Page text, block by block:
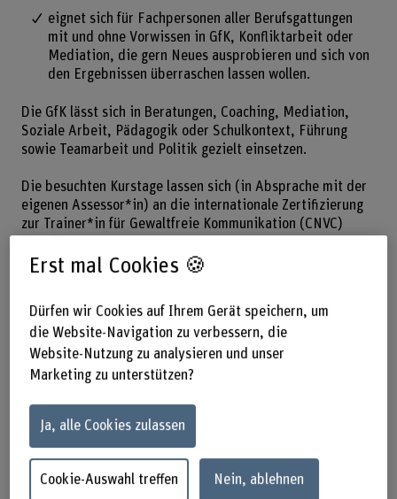
eignet sich für Fachpersonen aller Berufsgattungen
mit und ohne Vorwissen in GfK, Konfliktarbeit oder
Mediation, die gern Neues ausprobieren und sich von
den Ergebnissen überraschen lassen wollen.
Die GfK lässt sich in Beratungen, Coaching, Mediation,
Soziale Arbeit, Pädagogik oder Schulkontext, Führung
sowie Teamarbeit und Politik gezielt einsetzen.
Die besuchten Kurstage lassen sich (in Absprache mit der
eigenen Assessor*in) an die internationale Zertifizierung
zur Trainer*in für Gewaltfreie Kommunikation (CNVC)
Erst mal Cookies 🍪
Dürfen wir Cookies auf Ihrem Gerät speichern, um
die Website-Navigation zu verbessern, die
Website-Nutzung zu analysieren und unser
Marketing zu unterstützen?
Ja, alle Cookies zulassen
Cookie-Auswahl treffen Nein, ablehnen